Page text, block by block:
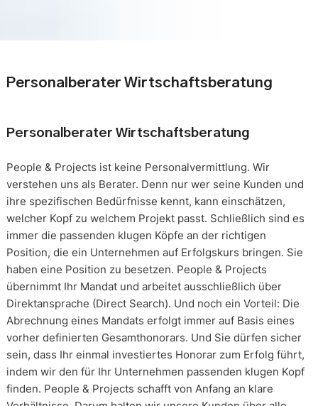
Personalberater Wirtschaftsberatung
Personalberater Wirtschaftsberatung
People & Projects ist keine Personalvermittlung. Wir
verstehen uns als Berater. Denn nur wer seine Kunden und
ihre spezifischen Bedürfnisse kennt, kann einschätzen,
welcher Kopf zu welchem Projekt passt. Schließlich sind es
immer die passenden klugen Köpfe an der richtigen
Position, die ein Unternehmen auf Erfolgskurs bringen. Sie
haben eine Position zu besetzen. People & Projects
übernimmt Ihr Mandat und arbeitet ausschließlich über
Direktansprache (Direct Search). Und noch ein Vorteil: Die
Abrechnung eines Mandats erfolgt immer auf Basis eines
vorher definierten Gesamthonorars. Und Sie dürfen sicher
sein, dass Ihr einmal investiertes Honorar zum Erfolg führt,
indem wir den für Ihr Unternehmen passenden klugen Kopf
finden. People & Projects schafft von Anfang an klare